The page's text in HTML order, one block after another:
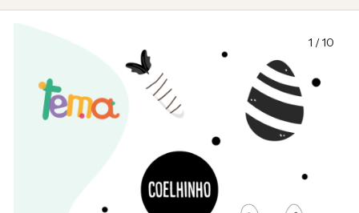
1 /10